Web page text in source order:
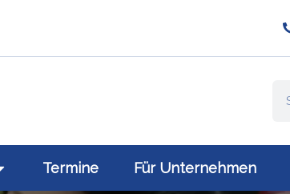
modern-training-gmbh/
Termine Für Unternehmen